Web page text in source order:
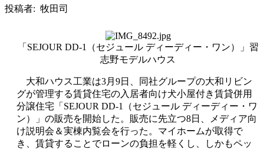
投稿者: 牧田司
「SEJOUR DD-1（セジュール ディーディー・ワン）」習
志野モデルハウス
大和ハウス工業は3月9日、同社グループの大和リビン
グが管理する賃貸住宅の入居者向け犬小屋付き賃貸併用
分譲住宅「SEJOUR DD-1（セジュール ディーディー・ワ
ン）」の販売を開始した。販売に先立つ8日、メディア向
け説明会＆実棟内覧会を行った。マイホームが取得で
き、賃貸することでローンの負担を軽くし、しかもペッ